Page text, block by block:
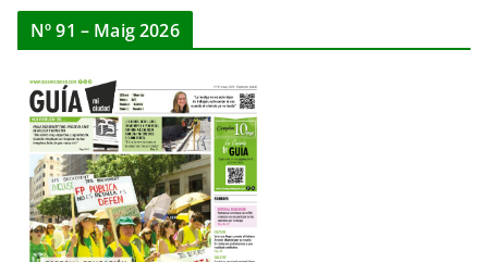
Nº 91 – Maig 2026